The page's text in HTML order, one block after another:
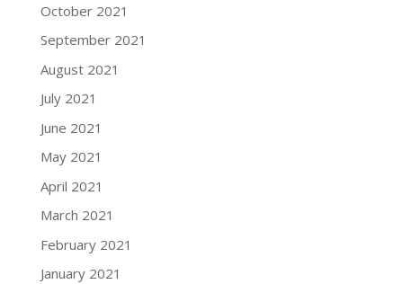
October 2021
September 2021
August 2021
July 2021
June 2021
May 2021
April 2021
March 2021
February 2021
January 2021